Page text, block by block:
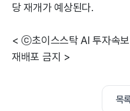
당 재개가 예상된다.
< ⓒ초이스스탁 AI 투자속보
재배포 금지 >
목